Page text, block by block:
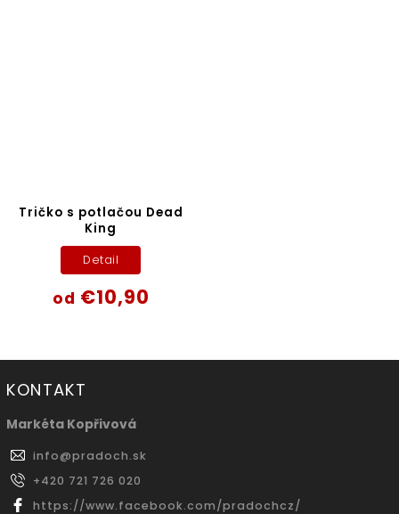
Tričko s potlačou Dead
King
od €10,90
Detail
KONTAKT
Markéta Kopřivová
info@pradoch.sk
+420 721 726 020
https://www.facebook.com/pradochcz/